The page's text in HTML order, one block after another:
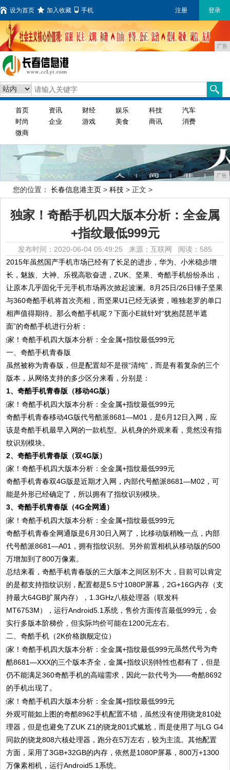
设为首页 加入收藏 手机 注册 登录
广告
首页 资讯 财经 娱乐 科技
汽车
时尚
企业 游戏 美食 商讯
消费
微商
广告
您的位置： 长春信息港主页 > 科技 > 正文 >
独家！奇酷手机四大版本分析：全金属
+指纹最低999元
发布时间：2020-06-04 05:49:25 来源：互联网 阅读：585
2015年虽然国产手机市场已经有了长足的进步，华为、小米稳步增
长，魅族、大神、乐视高歌奋进，ZUK、坚果、奇酷手机纷纷杀出，
让原本几乎固化千元手机市场再次掀起波澜。8月25日/26日锤子坚果
与360奇酷手机将首次亮相，而坚果U1已经无谈资，唯独老罗的单口
相声值得期待。那么奇酷手机呢？下面小E就针对“犹抱琵琶半遮
面”的奇酷手机进行分析：
一、奇酷手机青春版
虽然被称为青春版，但是配置却不是很“清纯”，而是有着复杂的三个
版本，从网络支持的多少区分来看，分别是：
1、奇酷手机青春版（移动4G版）
奇酷手机青春移动4G版代号酷派8681—M01，是6月12日入网，应
该是奇酷手机最早入网的一款机型。从机身的外观来看，竟然没有指
纹识别模块。
2、奇酷手机青春版（双4G版）
奇酷手机青春双4G版是近期才入网，内部代号酷派8681—M02，可
能是外形已经确定了，所以拥有了指纹识别模块。
3、奇酷手机青春版（4G全网通）
奇酷手机青春全网通版是6月30日入网了，比移动版稍晚一点，内部
代号酷派8681—A01，拥有指纹识别。另外前置相机从移动版的500
万增加到了800万像素。
总结来看，奇酷手机青春版的三大版本之间区别不大，目前可以肯定
的是都支持指纹识别，配置都是5.5寸1080P屏幕，2G+16G内存（支
持最大64GB扩展内存），1.3GHz八核处理器（联发科
MT6753M），运行Android5.1系统，售价方面传言最低999元，会
实行多版本阶梯价，但实际均价可能在1200元左右。
二、奇酷手机（2K价格旗舰定位）
虽然代号为奇
酷8681—XXX的三个版本齐全，金属+指纹识别特性也都有了，但是
仍不能满足360奇酷手机的高端需求，因此一款代号为——奇酷8692
的手机出现了。
外观可能如上图的奇酷8962手机配置不错，虽然没有使用骁龙810处
理器，但是也避免了ZUK Z1的骁龙801式尴尬，而是使用了与LG G4
同款的骁龙808六核处理器，跑分在5万左右，较为主流。其他配置
方面，采用了3GB+32GB的内存，依然是1080P屏幕，800万+1300
万像素相机，运行Android5.1系统。